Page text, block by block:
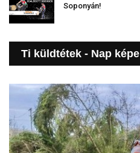
Soponyán!
Ti küldtétek - Nap képe